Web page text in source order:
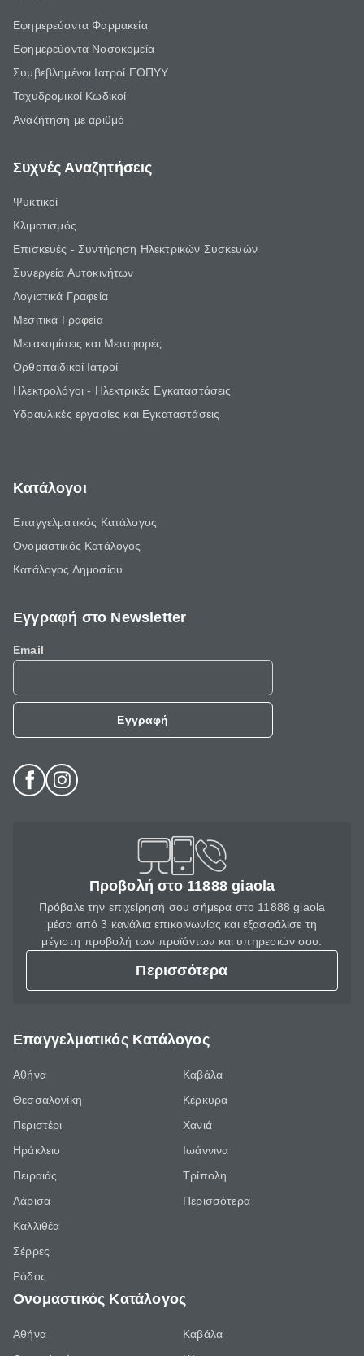
Εφημερεύοντα Φαρμακεία
Εφημερεύοντα Νοσοκομεία
Συμβεβλημένοι Ιατροί ΕΟΠΥΥ
Ταχυδρομικοί Κωδικοί
Αναζήτηση με αριθμό
Συχνές Αναζητήσεις
Ψυκτικοί
Κλιματισμός
Επισκευές - Συντήρηση Ηλεκτρικών Συσκευών
Συνεργεία Αυτοκινήτων
Λογιστικά Γραφεία
Μεσιτικά Γραφεία
Μετακομίσεις και Μεταφορές
Ορθοπαιδικοί Ιατροί
Ηλεκτρολόγοι - Ηλεκτρικές Εγκαταστάσεις
Υδραυλικές εργασίες και Εγκαταστάσεις
Κατάλογοι
Επαγγελματικός Κατάλογος
Ονομαστικός Κατάλογος
Κατάλογος Δημοσίου
Εγγραφή στο Newsletter
Email
Εγγραφή
Προβολή στο 11888 giaola
Πρόβαλε την επιχείρησή σου σήμερα στο 11888 giaola
μέσα από 3 κανάλια επικοινωνίας και εξασφάλισε τη
μέγιστη προβολή των προϊόντων και υπηρεσιών σου.
Περισσότερα
Επαγγελματικός Κατάλογος
Αθήνα
Θεσσαλονίκη
Περιστέρι
Ηράκλειο
Πειραιάς
Λάρισα
Καλλιθέα
Σέρρες
Ρόδος
Καβάλα
Κέρκυρα
Χανιά
Ιωάννινα
Τρίπολη
Περισσότερα
Ονομαστικός Κατάλογος
Αθήνα
Καβάλα